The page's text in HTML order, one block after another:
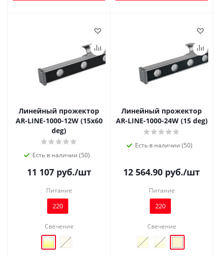
Линейный прожектор
AR-LINE-1000-12W (15x60
deg)
Есть в наличии (50)
11 107руб./шт
Питание
220
Свечение
Линейный прожектор
AR-LINE-1000-24W (15 deg)
Есть в наличии (50)
12 564.90 руб./шт
Питание
220
Свечение